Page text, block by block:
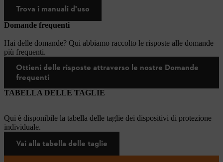
Trova i manuali d'uso
Domande frequenti
Hai delle domande? Qui abbiamo raccolto le risposte alle domande
più frequenti.
Ottieni delle risposte attraverso le nostre Domande
frequenti
TABELLA DELLE TAGLIE
Qui è disponibile la tabella delle taglie dei dispositivi di protezione
individuale.
Vai alla tabella delle taglie